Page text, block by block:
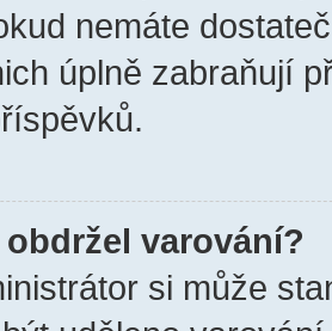
nemáte
úplně zabraňují
varování?
si může